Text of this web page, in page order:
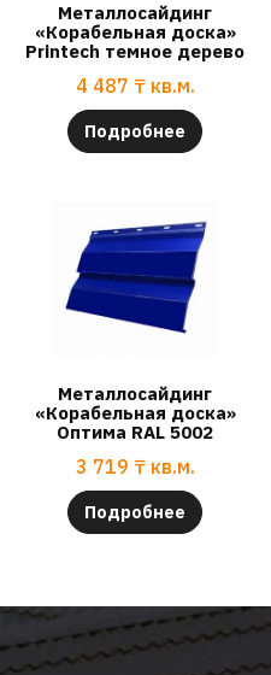
Металлосайдинг
«Корабельная доска»
Printech темное дерево
4 487 ₸ кв.м.
Подробнее
Металлосайдинг
«Корабельная доска»
Оптима RAL 5002
3 719 ₸ кв.м.
Подробнее